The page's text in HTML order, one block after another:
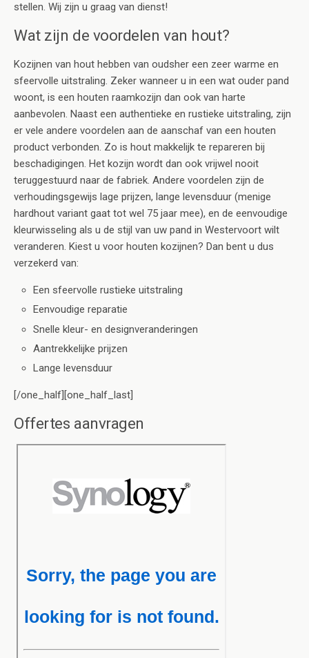
stellen. Wij zijn u graag van dienst!
Wat zijn de voordelen van hout?
Kozijnen van hout hebben van oudsher een zeer warme en
sfeervolle uitstraling. Zeker wanneer u in een wat ouder pand
woont, is een houten raamkozijn dan ook van harte
aanbevolen. Naast een authentieke en rustieke uitstraling, zijn
er vele andere voordelen aan de aanschaf van een houten
product verbonden. Zo is hout makkelijk te repareren bij
beschadigingen. Het kozijn wordt dan ook vrijwel nooit
teruggestuurd naar de fabriek. Andere voordelen zijn de
verhoudingsgewijs lage prijzen, lange levensduur (menige
hardhout variant gaat tot wel 75 jaar mee), en de eenvoudige
kleurwisseling als u de stijl van uw pand in Westervoort wilt
veranderen. Kiest u voor houten kozijnen? Dan bent u dus
verzekerd van:
Een sfeervolle rustieke uitstraling
Eenvoudige reparatie
Snelle kleur- en designveranderingen
Aantrekkelijke prijzen
Lange levensduur
[/one_half][one_half_last]
Offertes aanvragen